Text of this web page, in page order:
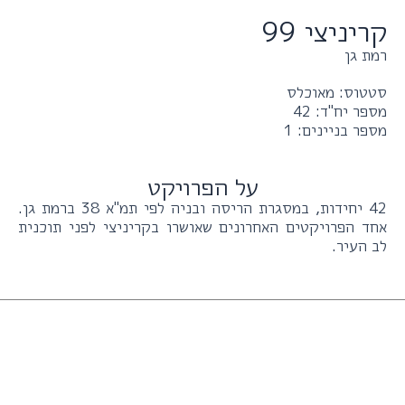
קריניצי 99
רמת גן
סטטוס: מאוכלס
מספר יח"ד: 42
מספר בניינים: 1
על הפרויקט
42 יחידות, במסגרת הריסה ובניה לפי תמ"א 38 ברמת גן.
אחד הפרויקטים האחרונים שאושרו בקריניצי לפני תוכנית
לב העיר.